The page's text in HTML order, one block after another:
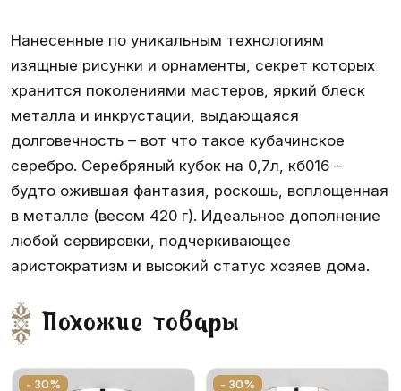
Нанесенные по уникальным технологиям
изящные рисунки и орнаменты, секрет которых
хранится поколениями мастеров, яркий блеск
металла и инкрустации, выдающаяся
долговечность – вот что такое кубачинское
серебро. Серебряный кубок на 0,7л, кб016 –
будто ожившая фантазия, роскошь, воплощенная
в металле (весом 420 г). Идеальное дополнение
любой сервировки, подчеркивающее
аристократизм и высокий статус хозяев дома.
Похожие товары
- 30% - 30%